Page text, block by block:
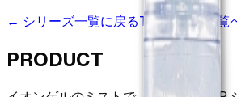
← シリーズ一覧に戻るTOPの製品一覧
PRODUCT